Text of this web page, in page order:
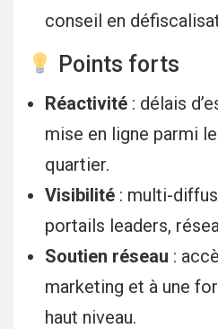
conseil en
Points forts
Réactivité : délais
mise en ligne parmi
quartier.
Visibilité : multi-
portails leaders,
Soutien réseau :
marketing et à une
haut niveau.